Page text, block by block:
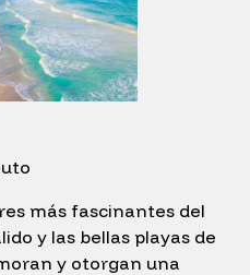
más fascinantes del
y las bellas playas de
y otorgan una